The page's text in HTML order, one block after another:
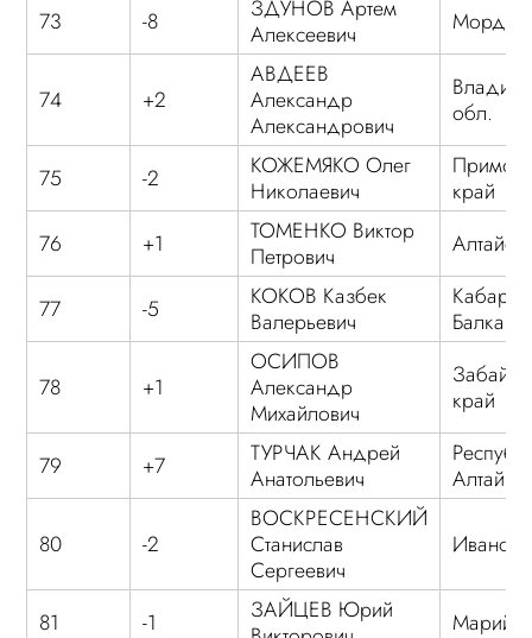
73 -8
ЗДУНОВ Артем
Алексеевич
74 +2
АВДЕЕВ
Александр
Александрович
обл.
75 -2
КОЖЕМЯКО Олег
Николаевич
край
76
+1
ТОМЕНКО Виктор
Петрович
77 -5
КОКОВ Казбек
Валерьевич
78 +1
ОСИПОВ
Александр
Михайлович
край
79 +7
ТУРЧАК Андрей
Анатольевич
Алтай
80 -2
ВОСКРЕСЕНСКИЙ
Станислав
Сергеевич
81 -1
ЗАЙЦЕВ Юрий
Марий